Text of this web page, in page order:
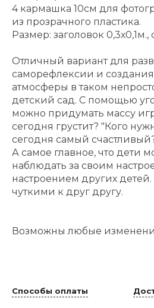
4 кармашка 10см для
из прозрачного пластика.
Размер: заголовок 0,3х0,1м.,
Отличный вариант для
саморефлексии и
атмосферы в таком
детский сад. С помощью
можно придумать массу
сегодня грустит? "Кого
сегодня самый
А самое главное, что дети
наблюдать за своим
настроением других детей.
чуткими к друг другу.
Возможны любые
Способы оплаты